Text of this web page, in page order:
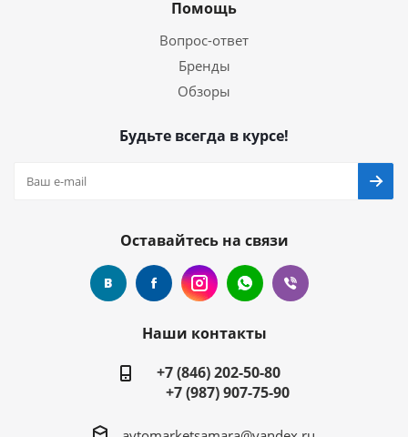
Помощь
Вопрос-ответ
Бренды
Обзоры
Будьте всегда в курсе!
Оставайтесь на связи
Наши контакты
+7 (846) 202-50-80
+7 (987) 907-75-90